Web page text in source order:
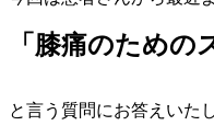
「膝痛のための
と言う質問にお答えいた